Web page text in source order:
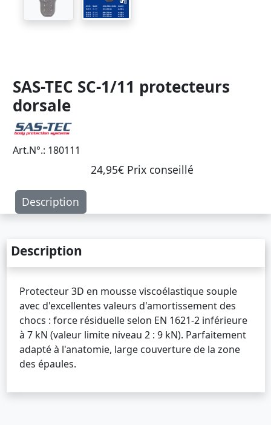
SAS-TEC SC-1/11 protecteurs
dorsale
Art.N°.: 180111
24,95€ Prix ​​conseillé
Description
Description
Protecteur 3D en mousse viscoélastique souple
avec d'excellentes valeurs d'amortissement des
chocs : force résiduelle selon EN 1621-2 inférieure
à 7 kN (valeur limite niveau 2 : 9 kN). Parfaitement
adapté à l'anatomie, large couverture de la zone
des épaules.